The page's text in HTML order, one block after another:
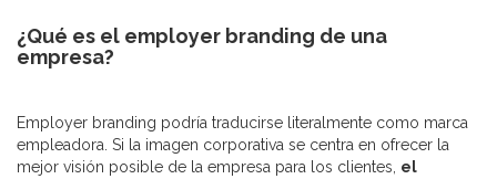
¿Qué es el employer branding de una
empresa?
Employer branding podría traducirse literalmente como marca
empleadora. Si la imagen corporativa se centra en ofrecer la
mejor visión posible de la empresa para los clientes, el